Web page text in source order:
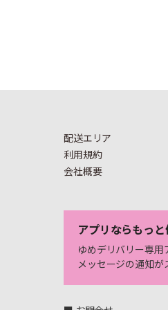
配送エリア
利用規約
会社概要
アプリならもっ
ゆめデリバリー専用
メッセージの通知が